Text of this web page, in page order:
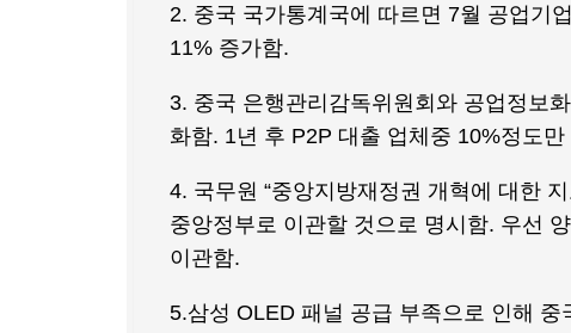
2. 중국 국가통계국에 따르면 7월 공업기
11% 증가함.
3. 중국 은행관리감독위원회와 공업정보
화함. 1년 후 P2P 대출 업체중 10%정도
4. 국무원 “중앙지방재정권 개혁에 대한
중앙정부로 이관할 것으로 명시함. 우선
이관함.
5.삼성 OLED 패널 공급 부족으로 인해